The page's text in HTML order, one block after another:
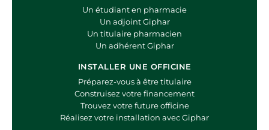
Un étudiant en pharmacie
Un adjoint Giphar
Un titulaire pharmacien
Un adhérent Giphar
INSTALLER UNE OFFICINE
Préparez-vous à être titulaire
Construisez votre financement
Trouvez votre future officine
Réalisez votre installation avec Giphar